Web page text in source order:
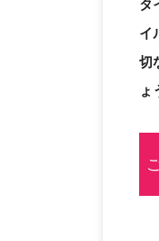
タ
イ
切
ょ